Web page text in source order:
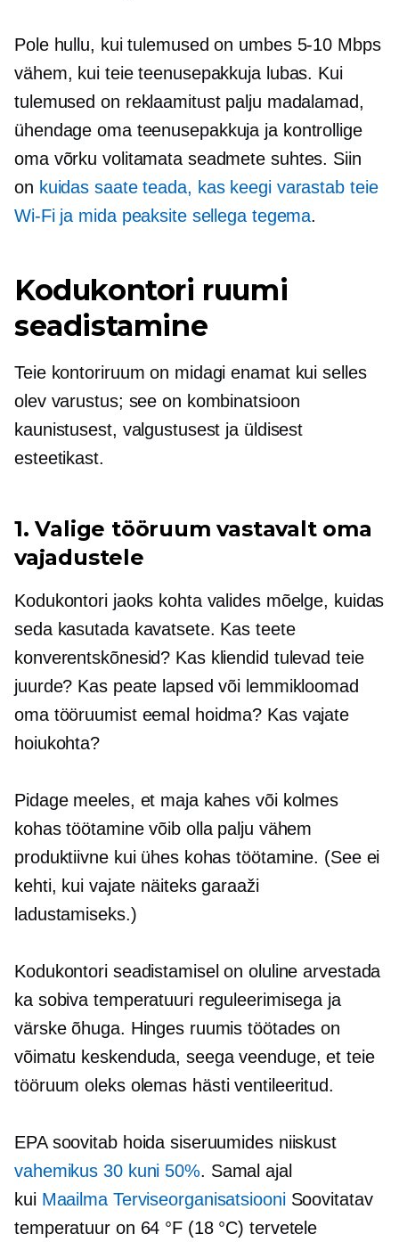
Pole hullu, kui tulemused on umbes 5-10 Mbps
vähem, kui teie teenusepakkuja lubas. Kui
tulemused on reklaamitust palju madalamad,
ühendage oma teenusepakkuja ja kontrollige
oma võrku volitamata seadmete suhtes. Siin
on kuidas saate teada, kas keegi varastab teie
Wi-Fija mida peaksite sellega tegema.
Kodukontori ruumi
seadistamine
Teie kontoriruum on midagi enamat kui selles
olev varustus; see on kombinatsioon
kaunistusest, valgustusest ja üldisest
esteetikast.
1. Valige tööruum vastavalt oma
vajadustele
Kodukontori jaoks kohta valides mõelge, kuidas
seda kasutada kavatsete. Kas teete
konverentskõnesid? Kas kliendid tulevad teie
juurde? Kas peate lapsed või lemmikloomad
oma tööruumist eemal hoidma? Kas vajate
hoiukohta?
Pidage meeles, et maja kahes või kolmes
kohas töötamine võib olla palju vähem
produktiivne kui ühes kohas töötamine. (See ei
kehti, kui vajate näiteks garaaži
ladustamiseks.)
Kodukontori seadistamisel on oluline arvestada
ka sobiva temperatuuri reguleerimisega ja
värske õhuga. Hinges ruumis töötades on
võimatu keskenduda, seega veenduge, et teie
tööruum oleks olemas hästi ventileeritud.
EPA soovitab hoida siseruumides niiskust
vahemikus 30 kuni 50%. Samal ajal
kui Maailma TerviseorganisatsiooniSoovitatav
temperatuur on 64 °F (18 °C) tervetele